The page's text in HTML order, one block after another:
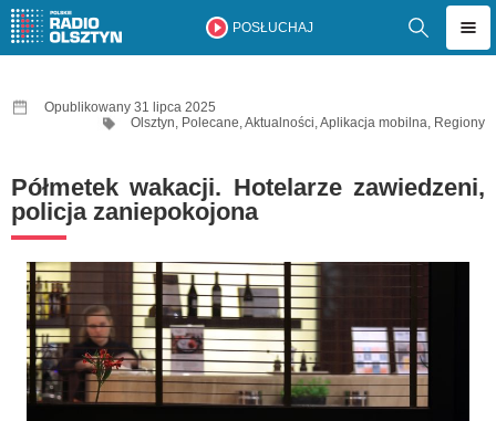
POSŁUCHAJ
Opublikowany 31 lipca 2025
Olsztyn, Polecane,Aktualności,Aplikacja mobilna, Regiony
Półmetek wakacji. Hotelarze zawiedzeni,
policja zaniepokojona